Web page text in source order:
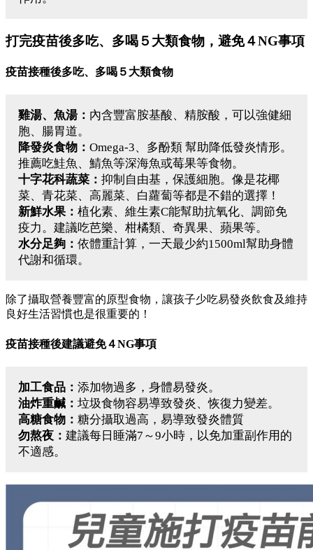
打完疫苗後多吃、多喝５大類食物，避免４NG事項
疫苗接種後多吃、多喝５大類食物
雞湯、魚湯： 內含豐富胺基酸、精胺酸，可以強健細
胞、腸胃道。
降發炎食物： Omega-3、多酚類 幫助降低發炎情形。
推薦吃鮭魚、鯖魚等深海魚或莓果等食物。
十字花科蔬菜： 抑制自由基，保護細胞。像是花椰
菜、青花菜、高麗菜、白蘿蔔等都是不錯的選擇！
新鮮水果： 植化素、維生素C能幫助抗氧化、調節免
疫力。建議吃芭樂、柑橘類、奇異果、蘋果等。
水分足夠： 依體重計算，一天最少約1500ml幫助身體
代謝和循環。
除了攝取營養豐富的原型食物，讓孩子少吃易發炎飲食及維持
良好生活習慣也是很重要的！
疫苗接種後建議避免４NG事項
加工食品： 添加物過多，身體易發炎。
油炸重鹹： 垃圾食物容易導致發炎、恢復力變差。
高糖食物： 糖分攝取過高，易導致發炎體質
勿熬夜： 建議每日睡滿7～9小時，以免加重副作用的
不適感。